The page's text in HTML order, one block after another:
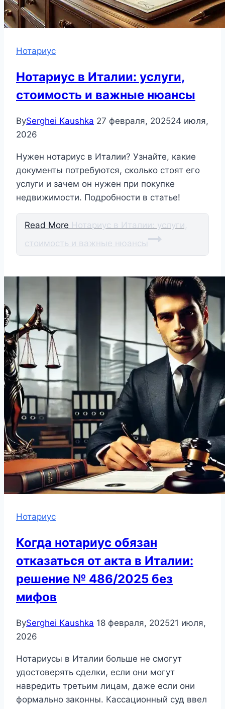
Нотариус
Нотариус в Италии: услуги,
стоимость и важные нюансы
BySerghei Kaushka 27 февраля, 202524 июля,
2026
Нужен нотариус в Италии? Узнайте, какие
документы потребуются, сколько стоят его
услуги и зачем он нужен при покупке
недвижимости. Подробности в статье!
Read More Нотариус в Италии: услуги,
стоимость и важные нюансы
Нотариус
Когда нотариус обязан
отказаться от акта в Италии:
решение № 486/2025 без
мифов
BySerghei Kaushka 18 февраля, 202521 июля,
2026
Нотариусы в Италии больше не смогут
удостоверять сделки, если они могут
навредить третьим лицам, даже если они
формально законны. Кассационный суд ввел